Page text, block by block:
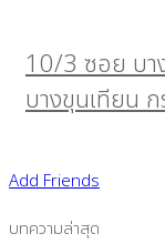
10/3 ซอย บา
บางขุนเทียน
Add Friends
บทความล่าสุด